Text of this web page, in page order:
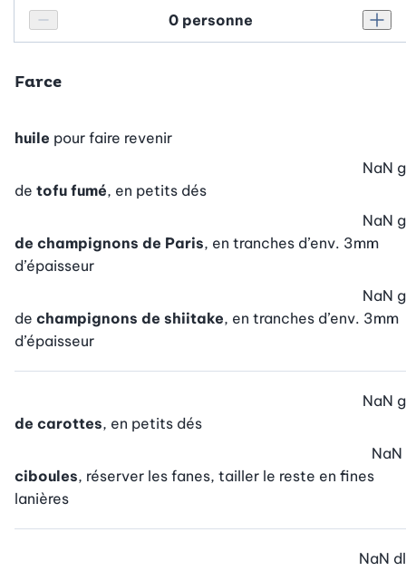
Réduire le nombre de personnes
Personnes
Farce
huile pour faire revenir
de tofu fumé, en petits dés
NaN g
de champignons de Paris, en tranches d’env. 3mm
d’épaisseur
NaN g
de champignons de shiitake, en tranches d’env. 3mm
d’épaisseur
NaN g
de carottes, en petits dés
NaN g
ciboules, réserver les fanes, tailler le reste en fines
lanières
NaN
NaN dl